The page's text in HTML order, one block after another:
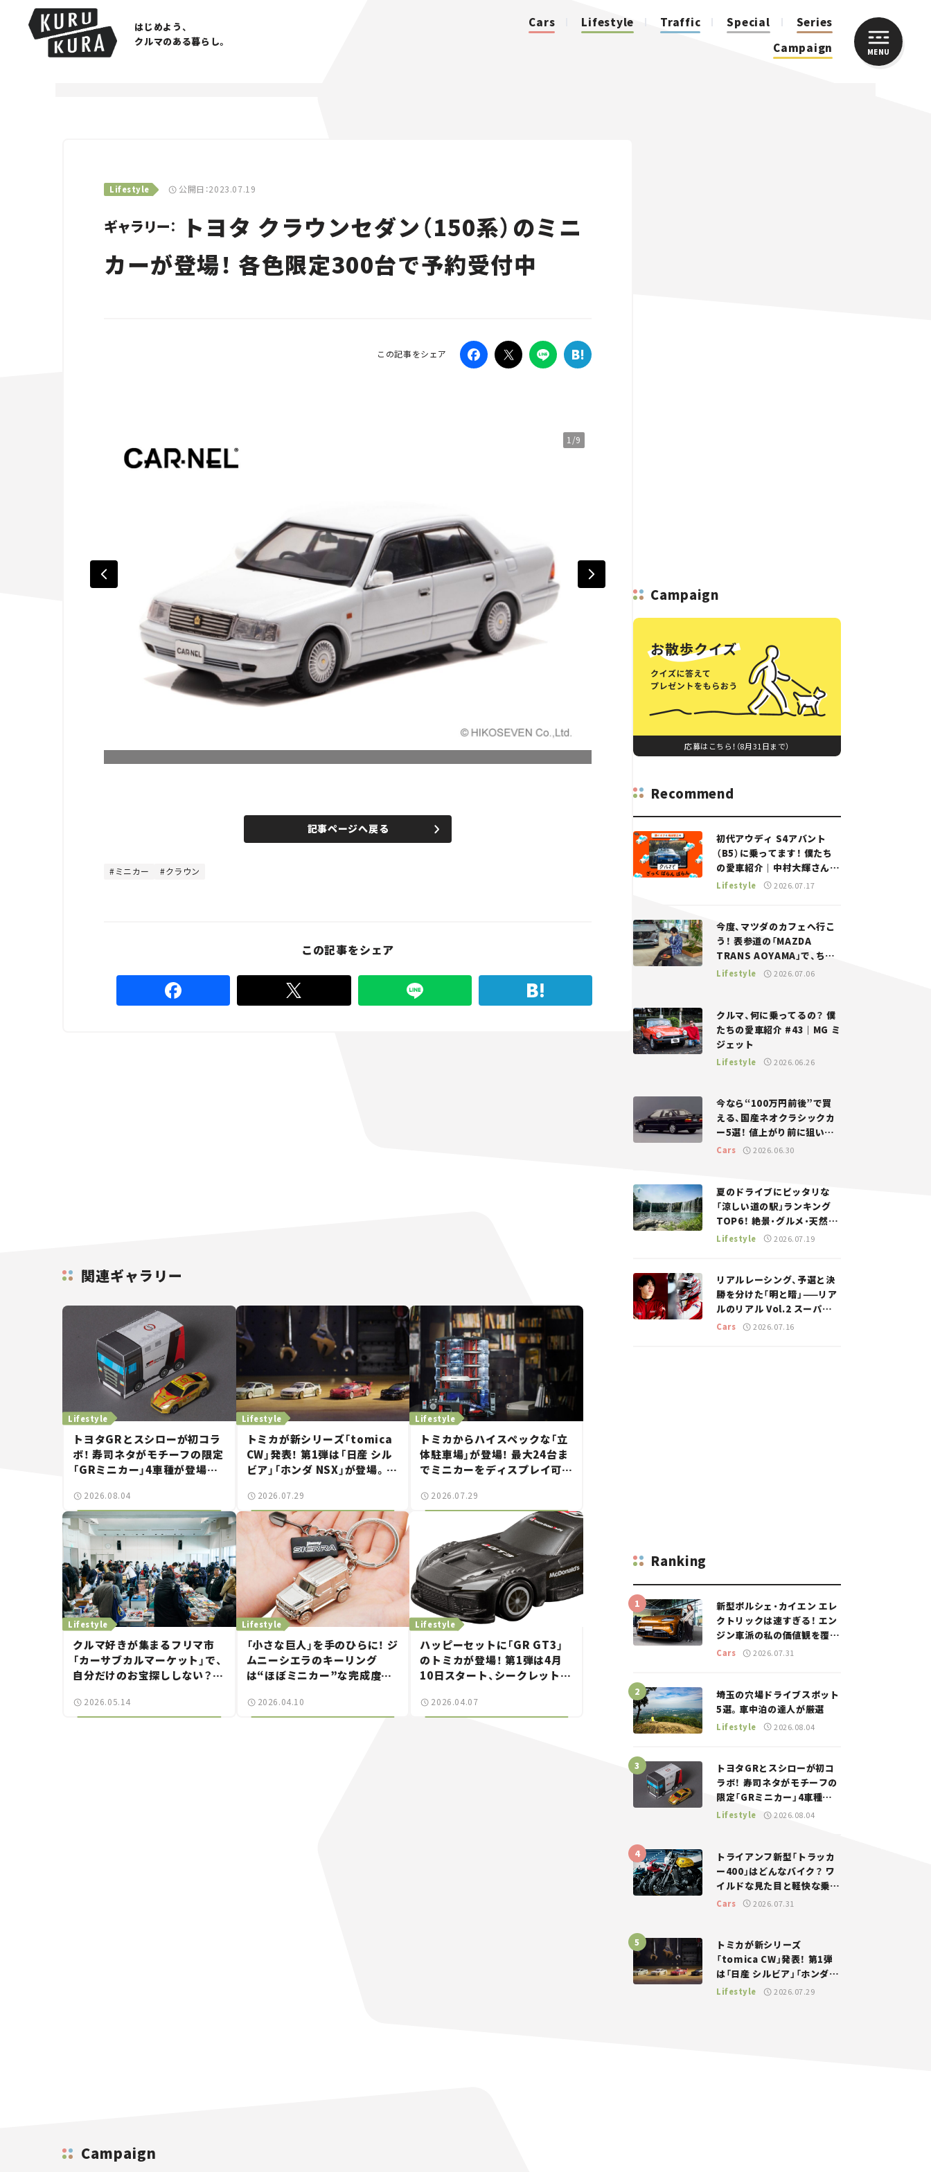
はじめよう、
クルマのある暮らし。
Cars Lifestyle Traffic Special
Series
Campaign
MENU
Lifestyle 公開日：2023.07.19
ギャラリー：
トヨタ クラウンセダン（150系）のミニ
カーが登場！ 各色限定300台で予約受付中
この記事をシェア
1/9
4
.
記事ページへ戻る
ミニカー クラウン
この記事をシェア
関連ギャラリー
Lifestyle
トヨタGRとスシローが初コラ
ボ！ 寿司ネタがモチーフの限定
「GRミニカー」4車種が登場。
2026.08.04
Lifestyle
トミカが新シリーズ「tomica
CW」発表！ 第1弾は「日産 シル
ビア」「ホンダ NSX」が登場。世
【クルマとホビー】
2026.07.29
Lifestyle
トミカからハイスペックな「立
体駐車場」が登場！ 最大24台ま
でミニカーをディスプレイ可
NISMO」も付属【クルマとホビ
ー】
2026.07.29
Lifestyle
クルマ好きが集まるフリマ市
「カーサブカルマーケット」で、
自分だけのお宝探ししない？
気に入りのスポット巡り
2026.05.14
Lifestyle
「小さな巨人」を手のひらに！ ジ
ムニーシエラのキーリング
は“ほぼミニカー”な完成度だ
2026.04.10
Lifestyle
ハッピーセットに「GR GT3」
のトミカが登場！ 第1弾は4月
10日スタート、シークレットは
2026.04.07
Campaign
Campaign
応募はこちら！（8月31日まで）
Recommend
初代アウディ S4アバント
（B5）に乗ってます！ 僕たち
の愛車紹介｜中村大輝さん
——瀬イオナと嶋田智之の
Lifestyle 2026.07.17
今度、マツダのカフェへ行こ
う！ 表参道の「MAZDA
TRANS AOYAMA」で、ちょ
っとひと息。——連載｜CCG
Lifestyle 2026.07.06
クルマ、何に乗ってるの？ 僕
たちの愛車紹介 #43｜MG ミ
ジェット
Lifestyle 2026.06.26
今なら“100万円前後”で買
える、国産ネオクラシックカ
ー5選！ 値上がり前に狙いた
い、中古車探しをお手伝い――ち
Cars 2026.06.30
夏のドライブにピッタリな
「涼しい道の駅」ランキング
TOP6！ 絶景・グルメ・天然ク
ーラーなど、避暑におすすめ
Lifestyle 2026.07.19
リアルレーシング、予選と決
勝を分けた「明と暗」——リア
ルのリアル Vol.2 スーパー
GT 2026開幕戦 岡山国際サ
Cars 2026.07.16
Ranking
新型ポルシェ・カイエン エレ
クトリックは速すぎる！ エン
ジン車派の私の価値観を覆し
た、新しいポルシェの走り。
Cars 2026.07.31
埼玉の穴場ドライブスポット
5選。車中泊の達人が厳選
Lifestyle 2026.08.04
トヨタGRとスシローが初コ
ラボ！ 寿司ネタがモチーフの
限定「GRミニカー」4車種が
登場。入手方法は？【クルマ
Lifestyle 2026.08.04
トライアンフ新型「トラッカ
ー400」はどんなバイク？ ワ
イルドな見た目と軽快な乗り
味を両立した400ccフラット
Cars 2026.07.31
トミカが新シリーズ
「tomica CW」発表！ 第1弾
は「日産 シルビア」「ホンダ
NSX」が登場。世界が注目す
Lifestyle 2026.07.29
CLOSE
Traffic
Campaign